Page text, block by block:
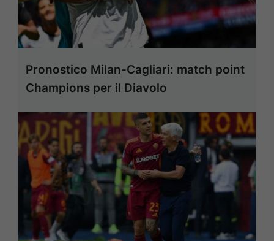
Pronostico Milan-Cagliari: match point
Champions per il Diavolo